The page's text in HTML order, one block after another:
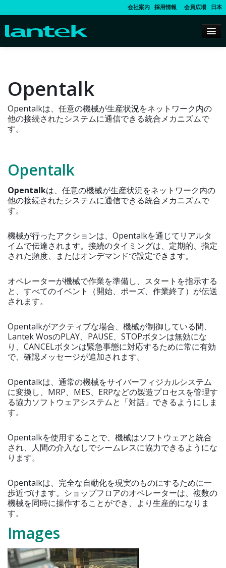
会社案内 採用情報 会員広場 日本
Opentalk
Opentalkは、任意の機械が生産状況をネットワーク内の
他の接続されたシステムに通信できる統合メカニズムで
す。
Opentalk
Opentalkは、任意の機械が生産状況をネットワーク内の
他の接続されたシステムに通信できる統合メカニズムで
す。
機械が行ったアクションは、Opentalkを通じてリアルタ
イムで伝達されます。接続のタイミングは、定期的、指定
された頻度、またはオンデマンドで設定できます。
オペレーターが機械で作業を準備し、スタートを指示する
と、すべてのイベント（開始、ポーズ、作業終了）が伝送
されます。
Opentalkがアクティブな場合、機械が制御している間、
Lantek WosのPLAY、PAUSE、STOPボタンは無効にな
り、CANCELボタンは緊急事態に対応するために常に有効
で、確認メッセージが追加されます。
Opentalkは、通常の機械をサイバーフィジカルシステム
に変換し、MRP、MES、ERPなどの製造プロセスを管理す
る協力ソフトウェアシステムと「対話」できるようにしま
す。
Opentalkを使用することで、機械はソフトウェアと統合
され、人間の介入なしでシームレスに協力できるようにな
ります。
Opentalkは、完全な自動化を現実のものにするために一
歩近づけます。ショップフロアのオペレーターは、複数の
機械を同時に操作することができ、より生産的になりま
す。
Images